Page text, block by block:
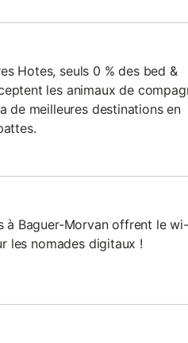
Hotes, seuls 0 % des bed &
les animaux de
de meilleures destinations en
à Baguer-Morvan offrent le
les nomades digitaux !